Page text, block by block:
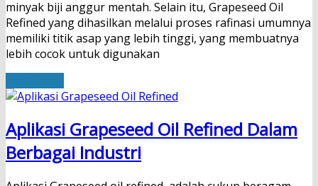
minyak biji anggur mentah. Selain itu, Grapeseed Oil
Refined yang dihasilkan melalui proses rafinasi umumnya
memiliki titik asap yang lebih tinggi, yang membuatnya
lebih cocok untuk digunakan
Aplikasi Grapeseed Oil Refined Dalam
Berbagai Industri